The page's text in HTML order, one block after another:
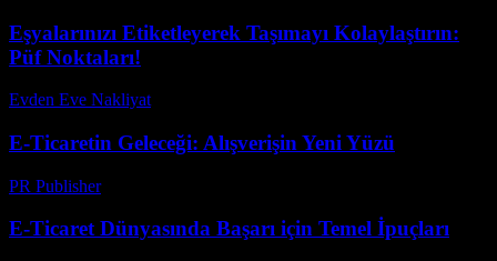
Eşyalarınızı Etiketleyerek Taşımayı Kolaylaştırın:
Püf Noktaları!
Evden Eve Nakliyat
E-Ticaretin Geleceği: Alışverişin Yeni Yüzü
PR Publisher-
E-Ticaret Dünyasında Başarı için Temel İpuçları